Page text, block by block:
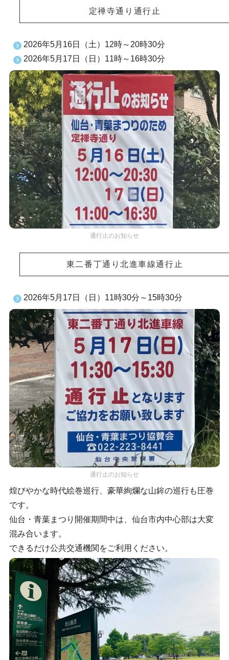
定禅寺通り通行止
2026年5月16日（土）12時～20時30分
2026年5月17日（日）11時～16時30分
通行止のお知らせ
東二番丁通り北進車線通行止
2026年5月17日（日）11時30分～15時30分
通行止のお知らせ
煌びやかな時代絵巻巡行、豪華絢爛な山鉾の巡行も圧巻
です。
仙台・青葉まつり開催期間中は、仙台市内中心部は大変
混み合います。
できるだけ公共交通機関をご利用ください。